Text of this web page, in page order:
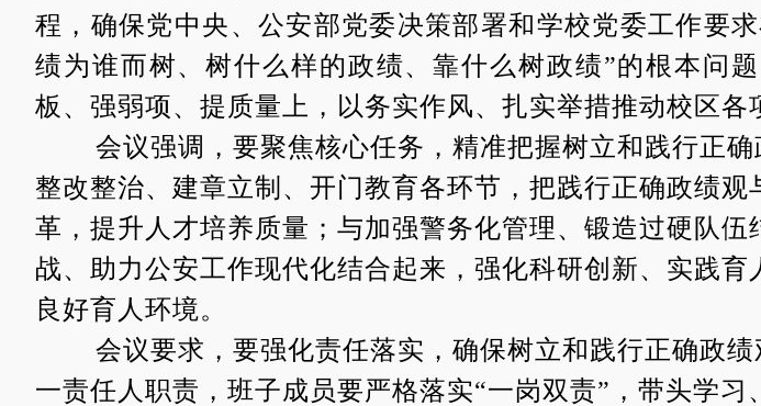
程，确保党中央、 公安部党委决策部署和学校党委工作要
绩为谁而树、树什么样的政绩、靠什么树政绩”的根本问题
板、强弱项、提质量上，以务实作风、扎实举措推动校区各
会议强调，要聚焦核心任务，精准把握树立和践行正
整改整治、建章立制、开门教育各环节， 把践行正确政绩观
革，提升人才培养质量；与加强警务化管理、锻造过硬队
战、助力公安工作现代化结合起来，强化科研创新、实践
良好育人环境。
会议要求，要强化责任落实，确保树立和践行正确政绩
一责任人职责，班子成员要严格落实“一岗双责” ，带头学